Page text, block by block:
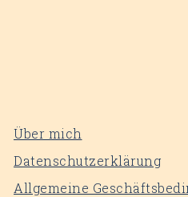
Über mich
Datenschutzerklärung
Allgemeine